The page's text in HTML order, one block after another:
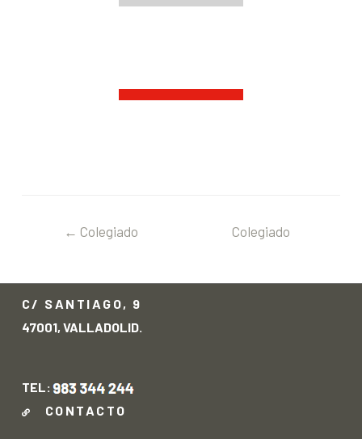
← Colegiado
Colegiado
C/ SANTIAGO, 9
47001, VALLADOLID.
TEL:
CONTACTO